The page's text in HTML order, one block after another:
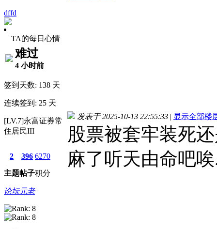
dffd
TA的每日心情
难过
4 小时前
签到天数: 138 天
连续签到: 25 天
[LV.7]永富证券常
住居民III
2
主题
396
帖子
6270
积分
论坛元老
发表于 2025-10-13 22:55:33 | 显示全部楼
股票被套牢装死
麻了听天由命吧